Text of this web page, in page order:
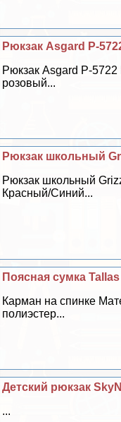
Рюкзак Asgard Р-
Рюкзак Asgard Р-5722
розовый...
Рюкзак школьный
Рюкзак школьный
Красный/Синий...
Поясная сумка
Карман на спинке
полиэстер...
Детский рюкзак
...